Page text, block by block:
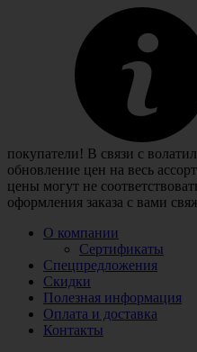
покупатели! В связи с
обновление цен на весь
цены могут не
оформления заказа с вами
О компании
Сертификаты
Спецпредложения
Скидки
Полезная информация
Оплата и доставка
Контакты